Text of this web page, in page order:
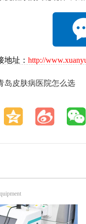
地址： http://
岛皮肤病医院怎么选